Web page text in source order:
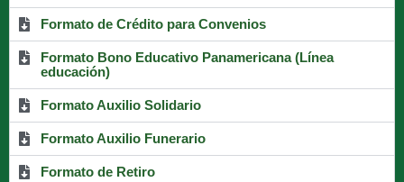
Formato de Crédito para Convenios
Formato Bono Educativo Panamericana (Línea
educación)
Formato Auxilio Solidario
Formato Auxilio Funerario
Formato de Retiro